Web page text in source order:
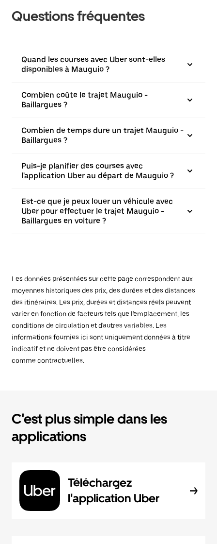
Questions fréquentes
Quand les courses avec Uber sont-elles
disponibles à Mauguio ?
Combien coûte le trajet Mauguio -
Baillargues ?
Combien de temps dure un trajet Mauguio -
Baillargues ?
Puis-je planifier des courses avec
l'application Uber au départ de Mauguio ?
Est-ce que je peux louer un véhicule avec
Uber pour effectuer le trajet Mauguio -
Baillargues en voiture ?
Les données présentées sur cette page correspondent aux
moyennes historiques des prix, des durées et des distances
des itinéraires. Les prix, durées et distances réels peuvent
varier en fonction de facteurs tels que l'emplacement, les
conditions de circulation et d'autres variables. Les
informations fournies ici sont uniquement données à titre
indicatif et ne doivent pas être considérées
comme contractuelles.
C'est plus simple dans les
applications
Téléchargez
l'application Uber